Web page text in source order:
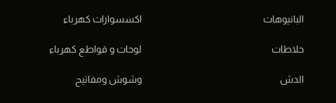
البانيوهات
خلاطات
الدش
اكسسوارات كهرباء
لوحات و قواطع كهرباء
وشوش ومفاتيح